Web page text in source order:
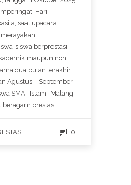
Hari
saat upacara
siswa berprestasi
maupun non
dua bulan terakhir,
Agustus – September
SMA “Islam” Malang
prestasi…
0